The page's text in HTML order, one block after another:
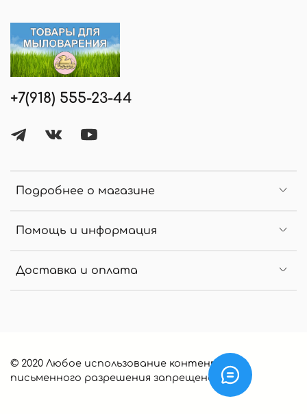
Подробнее о магазине
Помощь и информация
Доставка и оплата
+7(918) 555-23-44
© 2020 Любое использование контента без
письменного разрешения запрещено